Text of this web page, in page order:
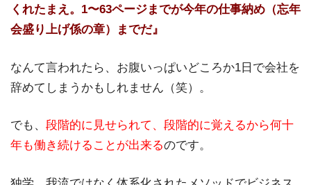
くれたまえ。1〜63ページまでが今年の仕事納め（忘年
会盛り上げ係の章）までだ』
なんて言われたら、お腹いっぱいどころか1日で会社を
辞めてしまうかもしれません（笑）。
でも、 段階的に見せられて、段階的に覚えるから何十
年も働き続けることが出来るのです。